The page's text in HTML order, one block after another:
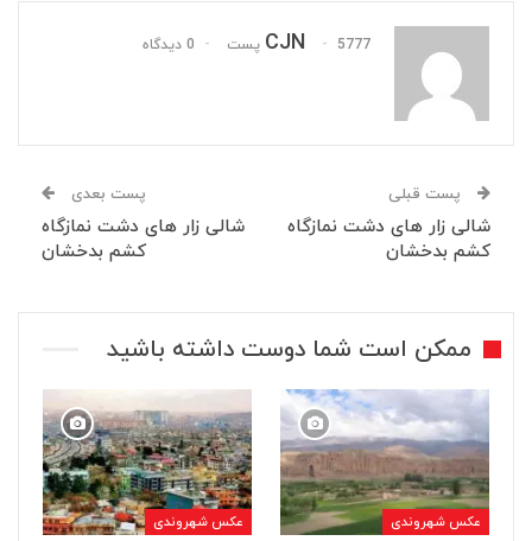
CJN 5777 پست 0 دیدگاه
پست قبلی
شالی زار های دشت نمازگاه
کشم بدخشان
پست بعدی
شالی زار های دشت نمازگاه
کشم بدخشان
ممکن است شما دوست داشته باشید
عکس شهروندی عکس شهروندی